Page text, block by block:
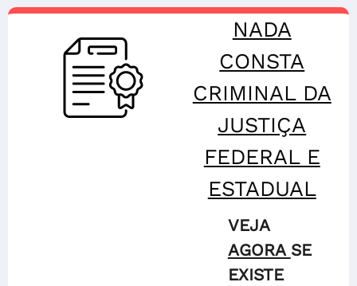
NADA
CONSTA
CRIMINAL DA
JUSTIÇA
FEDERAL E
ESTADUAL
VEJA
AGORA SE
EXISTE